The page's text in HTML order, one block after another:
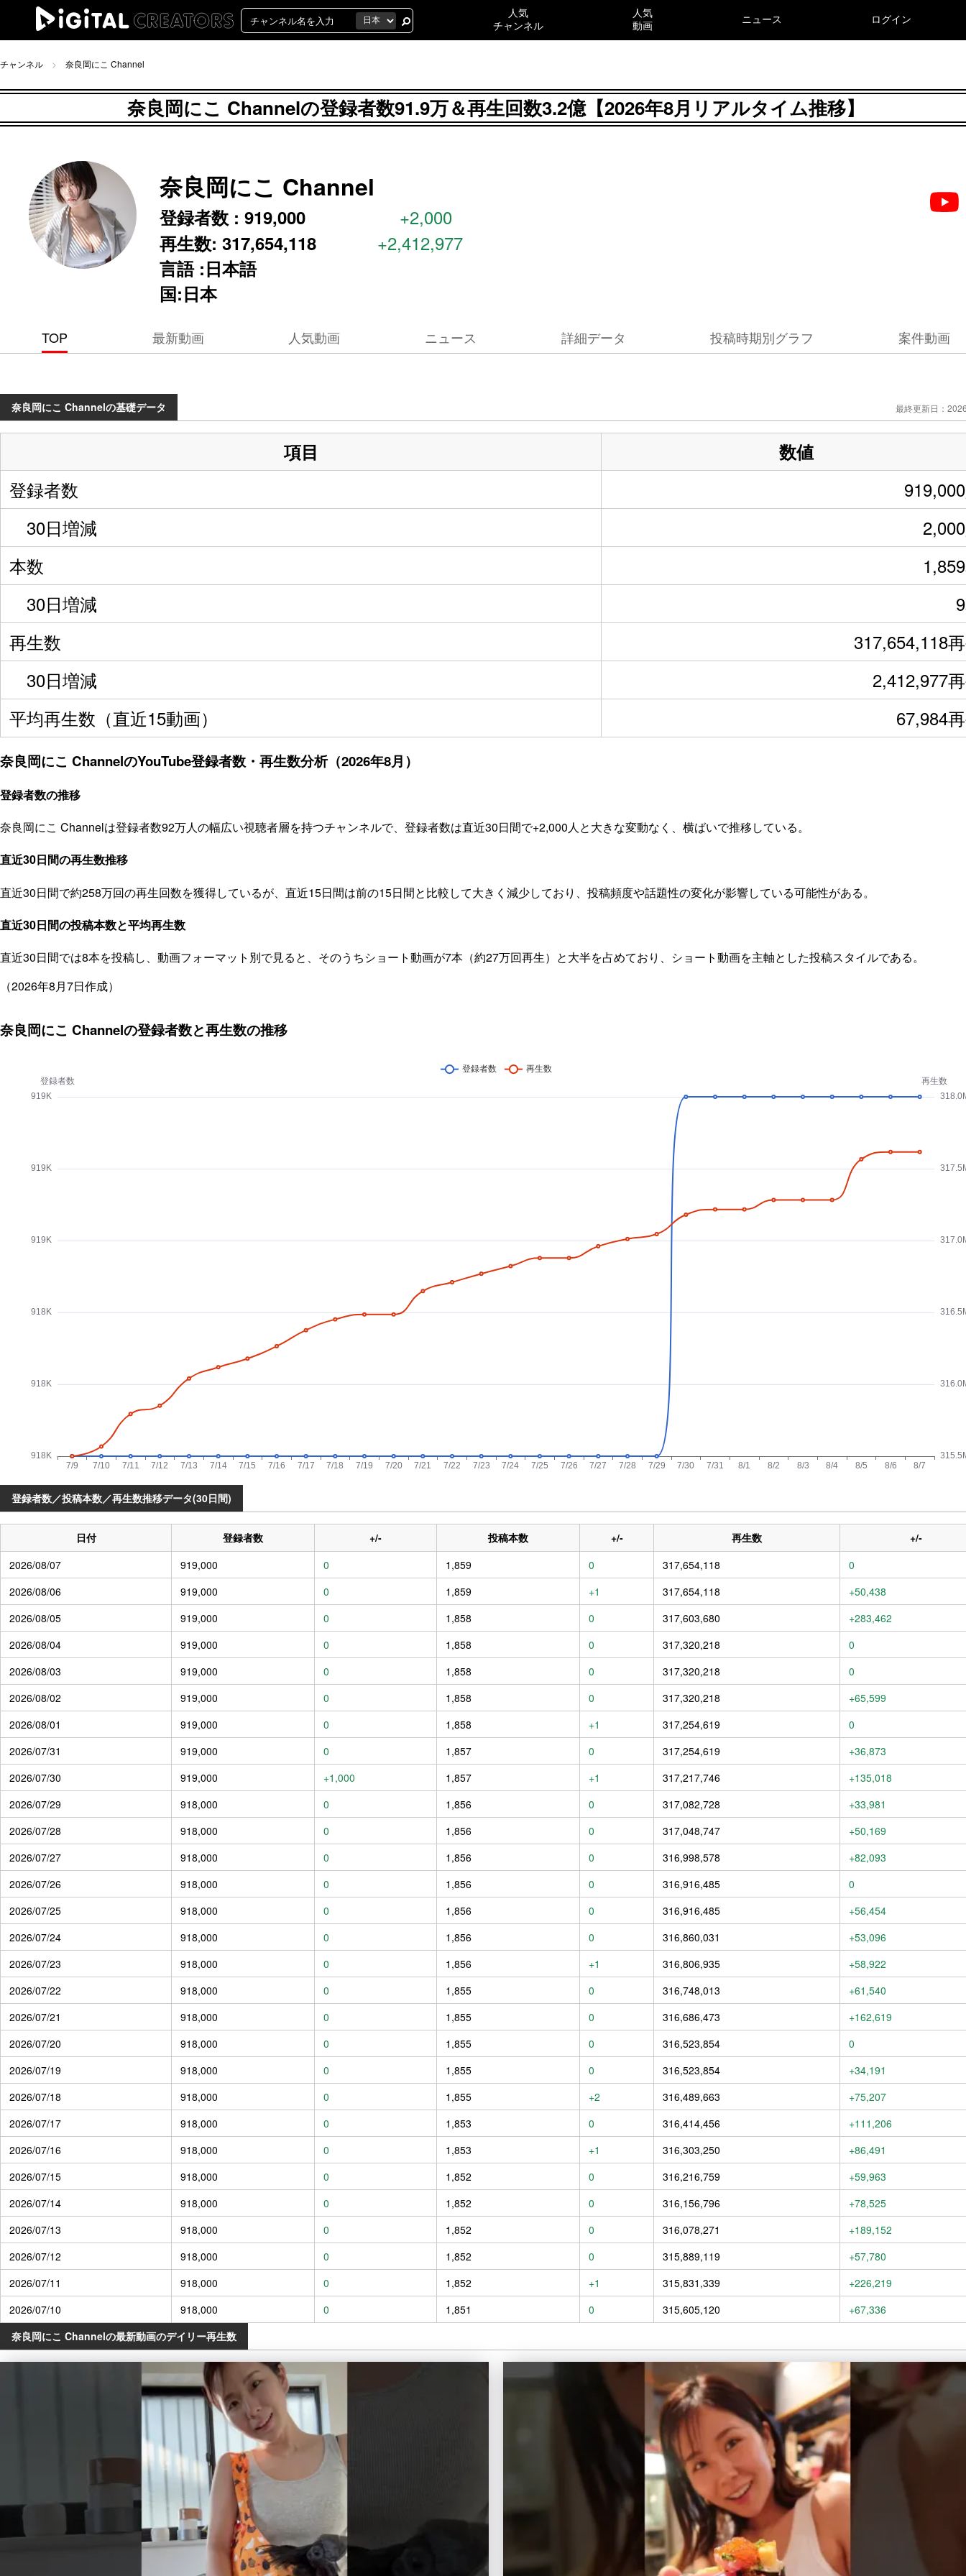
人気
チャンネル
人気
動画
ニュース ログイン
チャンネル 奈良岡にこ Channel
奈良岡にこ Channelの登録者数91.9万＆再生回数3.2億【2026年8月リアルタイム推移】
奈良岡にこ Channel
登録者数 : 919,000 +2,000
再生数: 317,654,118 +2,412,977
言語 :日本語
国:日本
TOP 最新動画 人気動画 ニュース 詳細データ 投稿時期別グラフ 案件動画
奈良岡にこ Channelの基礎データ 最終更新日：
項目 数値
登録者数
30日増減
本数
30日増減
再生数
317,654,118
30日増減
2,412,977
平均再生数（直近15動画）
67,984
奈良岡にこ ChannelのYouTube登録者数・再生数分析（2026年8月）
登録者数の推移
奈良岡にこ Channelは登録者数92万人の幅広い視聴者層を持つチャンネルで、登録者数は直近30日間で+2,000人と大きな変動なく、横ばいで推移している。
直近30日間の再生数推移
直近30日間で約258万回の再生回数を獲得しているが、直近15日間は前の15日間と比較して大きく減少しており、投稿頻度や話題性の変化が影響している可能性がある。
直近30日間の投稿本数と平均再生数
直近30日間では8本を投稿し、動画フォーマット別で見ると、そのうちショート動画が7本（約27万回再生）と大半を占めており、ショート動画を主軸とした投稿スタイルである。
（2026年8月7日作成）
奈良岡にこ Channelの登録者数と再生数の推移
登録者数／投稿本数／再生数推移データ(30日間)
日付 登録者数 +/- 投稿本数 +/- 再生数
+/-
2026/08/07
919,000 0 1,859 0 317,654,118
0
2026/08/06
919,000 0 1,859 +1 317,654,118
+50,438
2026/08/05
919,000 0 1,858 0 317,603,680
+283,462
2026/08/04
919,000 0 1,858 0 317,320,218
0
2026/08/03
919,000 0 1,858 0 317,320,218
0
2026/08/02
919,000 0 1,858 0 317,320,218
+65,599
2026/08/01
919,000 0 1,858 +1 317,254,619
0
2026/07/31
919,000 0 1,857 0 317,254,619
+36,873
2026/07/30
919,000 +1,000 1,857 +1 317,217,746
+135,018
2026/07/29
918,000 0 1,856 0 317,082,728
+33,981
2026/07/28
918,000 0 1,856 0 317,048,747
+50,169
2026/07/27
918,000 0 1,856 0 316,998,578
+82,093
2026/07/26
918,000 0 1,856 0 316,916,485
0
2026/07/25
918,000 0 1,856 0 316,916,485
+56,454
2026/07/24
918,000 0 1,856 0 316,860,031
+53,096
2026/07/23
918,000 0 1,856 +1 316,806,935
+58,922
2026/07/22
918,000 0 1,855 0 316,748,013
+61,540
2026/07/21
918,000 0 1,855 0 316,686,473
+162,619
2026/07/20
918,000 0 1,855 0 316,523,854
0
2026/07/19
918,000 0 1,855 0 316,523,854
+34,191
2026/07/18
918,000 0 1,855 +2 316,489,663
+75,207
2026/07/17
918,000 0 1,853 0 316,414,456
+111,206
2026/07/16
918,000 0 1,853 +1 316,303,250
+86,491
2026/07/15
918,000 0 1,852 0 316,216,759
+59,963
2026/07/14
918,000 0 1,852 0 316,156,796
+78,525
2026/07/13
918,000 0 1,852 0 316,078,271
+189,152
2026/07/12
918,000 0 1,852 0 315,889,119
+57,780
2026/07/11
918,000 0 1,852 +1 315,831,339
+226,219
2026/07/10
918,000 0 1,851 0 315,605,120
+67,336
奈良岡にこ Channelの最新動画のデイリー再生数